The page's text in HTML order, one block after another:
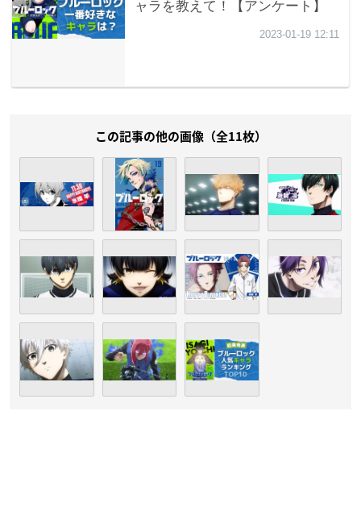
この記事の他の画像（全11枚）